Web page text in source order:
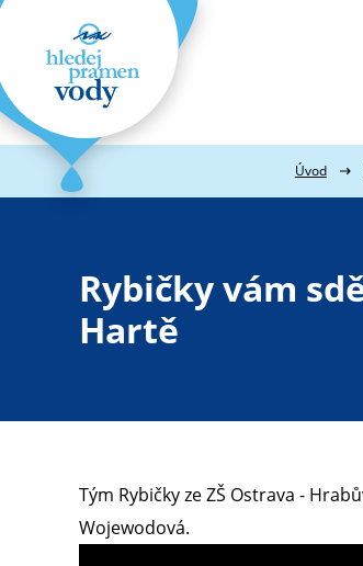
Webové
stránky
míru
Úvod
Rybičky vám
Hartě
Tým Rybičky ze ZŠ Ostrava -
Wojewodová.